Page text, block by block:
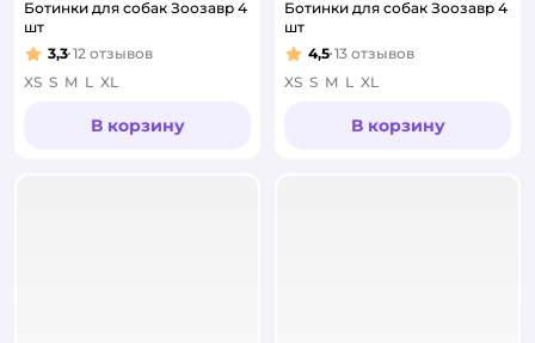
Ботинки для собак Зоозавр 4
шт
Рейтинг:
3,3 12 отзывов
XS S M L XL
В корзину
Ботинки для собак Зоозавр 4
шт
Рейтинг:
4,5 13 отзывов
XS S M L XL
В корзину